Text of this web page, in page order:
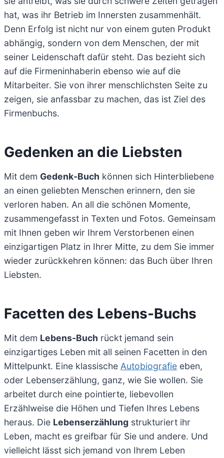
hat, was ihr Betrieb im Innersten zusammenhält.
Denn Erfolg ist nicht nur von einem guten Produkt
abhängig, sondern von dem Menschen, der mit
seiner Leidenschaft dafür steht. Das bezieht sich
auf die Firmeninhaberin ebenso wie auf die
Mitarbeiter. Sie von ihrer menschlichsten Seite zu
zeigen, sie anfassbar zu machen, das ist Ziel des
Firmenbuchs.
Gedenken an die Liebsten
Mit dem Gedenk-Buch können sich Hinterbliebene
an einen geliebten Menschen erinnern, den sie
verloren haben. An all die schönen Momente,
zusammengefasst in Texten und Fotos. Gemeinsam
mit Ihnen geben wir Ihrem Verstorbenen einen
einzigartigen Platz in Ihrer Mitte, zu dem Sie immer
wieder zurückkehren können: das Buch über Ihren
Liebsten.
Facetten des Lebens-Buchs
Mit dem Lebens-Buch rückt jemand sein
einzigartiges Leben mit all seinen Facetten in den
Mittelpunkt. Eine klassische Autobiografie eben,
oder Lebenserzählung, ganz, wie Sie wollen. Sie
arbeitet durch eine pointierte, liebevollen
Erzählweise die Höhen und Tiefen Ihres Lebens
heraus. Die Lebenserzählung strukturiert ihr
Leben, macht es greifbar für Sie und andere. Und
vielleicht lässt sich jemand von Ihrem Leben